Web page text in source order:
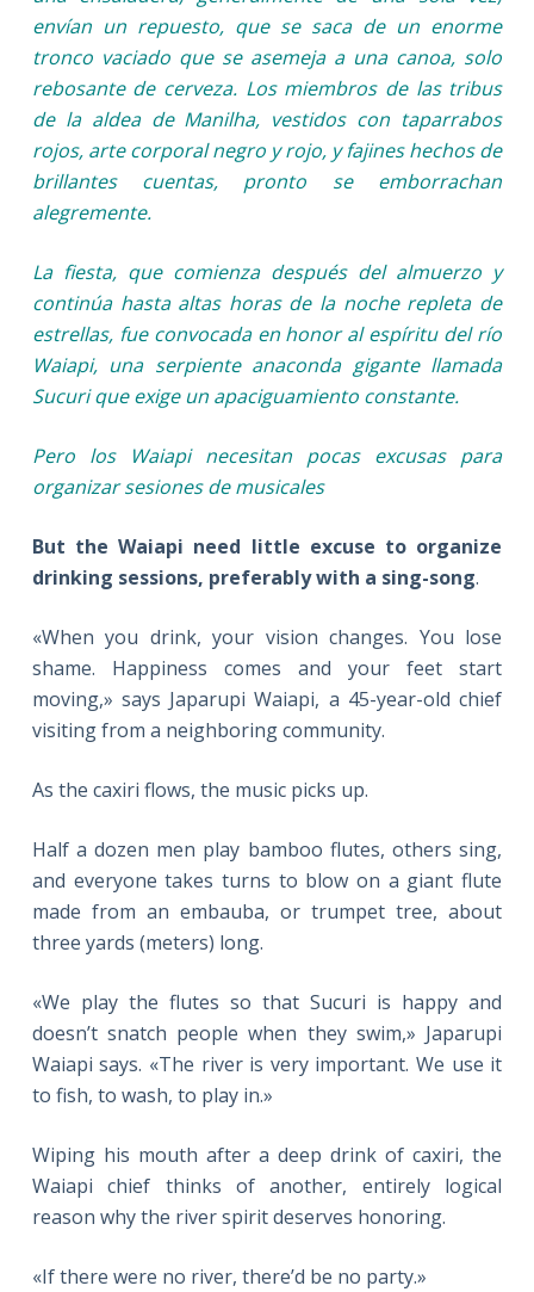
envían un repuesto, que se saca de un enorme
tronco vaciado que se asemeja a una canoa, solo
rebosante de cerveza. Los miembros de las tribus
de la aldea de Manilha, vestidos con taparrabos
rojos, arte corporal negro y rojo, y fajines hechos de
brillantes cuentas, pronto se emborrachan
alegremente.
La fiesta, que comienza después del almuerzo y
continúa hasta altas horas de la noche repleta de
estrellas, fue convocada en honor al espíritu del río
Waiapi, una serpiente anaconda gigante llamada
Sucuri que exige un apaciguamiento constante.
Pero los Waiapi necesitan pocas excusas para
organizar sesiones de musicales
But the Waiapi need little excuse to organize
drinking sessions, preferably with a sing-song.
«When you drink, your vision changes. You lose
shame. Happiness comes and your feet start
moving,» says Japarupi Waiapi, a 45-year-old chief
visiting from a neighboring community.
As the caxiri flows, the music picks up.
Half a dozen men play bamboo flutes, others sing,
and everyone takes turns to blow on a giant flute
made from an embauba, or trumpet tree, about
three yards (meters) long.
«We play the flutes so that Sucuri is happy and
doesn’t snatch people when they swim,» Japarupi
Waiapi says. «The river is very important. We use it
to fish, to wash, to play in.»
Wiping his mouth after a deep drink of caxiri, the
Waiapi chief thinks of another, entirely logical
reason why the river spirit deserves honoring.
«If there were no river, there’d be no party.»